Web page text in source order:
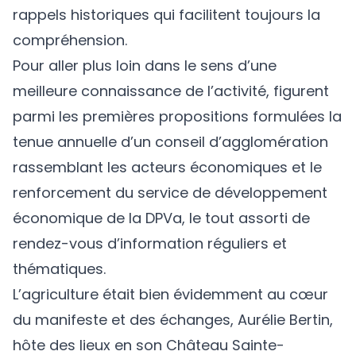
rappels historiques qui facilitent toujours la
compréhension.
Pour aller plus loin dans le sens d’une
meilleure connaissance de l’activité, figurent
parmi les premières propositions formulées la
tenue annuelle d’un conseil d’agglomération
rassemblant les acteurs économiques et le
renforcement du service de développement
économique de la DPVa, le tout assorti de
rendez-vous d’information réguliers et
thématiques.
L’agriculture était bien évidemment au cœur
du manifeste et des échanges, Aurélie Bertin,
hôte des lieux en son Château Sainte-